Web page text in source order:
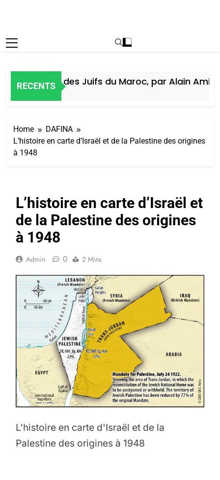
RECENTS
Histoire des Juifs du Maroc, par Alain Amiel
Home
DAFINA
L’histoire en carte d’Israël et de la Palestine des origines
à 1948
L’histoire en carte d’Israël et
de la Palestine des origines
à 1948
Admin 0 2 Mins
L'histoire en carte d'Israël et de la
Palestine des origines à 1948